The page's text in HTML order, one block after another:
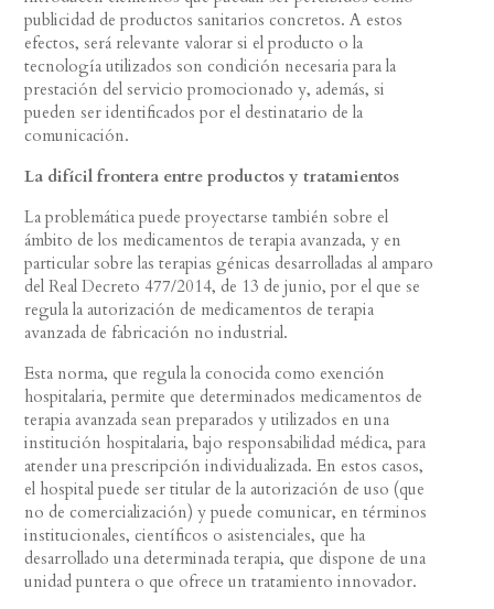
publicidad de productos sanitarios concretos. A estos
efectos, será relevante valorar si el producto o la
tecnología utilizados son condición necesaria para la
prestación del servicio promocionado y, además, si
pueden ser identificados por el destinatario de la
comunicación.
La difícil frontera entre productos y tratamientos
La problemática puede proyectarse también sobre el
ámbito de los medicamentos de terapia avanzada, y en
particular sobre las terapias génicas desarrolladas al amparo
del Real Decreto 477/2014, de 13 de junio, por el que se
regula la autorización de medicamentos de terapia
avanzada de fabricación no industrial.
Esta norma, que regula la conocida como exención
hospitalaria, permite que determinados medicamentos de
terapia avanzada sean preparados y utilizados en una
institución hospitalaria, bajo responsabilidad médica, para
atender una prescripción individualizada. En estos casos,
el hospital puede ser titular de la autorización de uso (que
no de comercialización) y puede comunicar, en términos
institucionales, científicos o asistenciales, que ha
desarrollado una determinada terapia, que dispone de una
unidad puntera o que ofrece un tratamiento innovador.